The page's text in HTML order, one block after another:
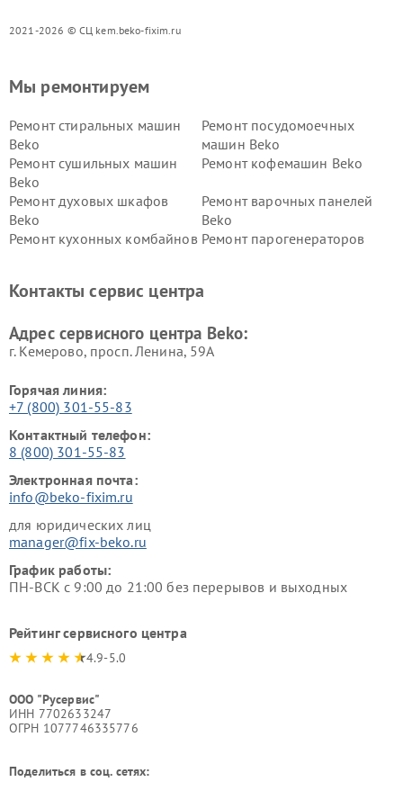
2021-2026 © СЦ kem.beko-fixim.ru
Мы ремонтируем
Ремонт стиральных машин
Beko
Ремонт посудомоечных
машин Beko
Ремонт сушильных машин
Beko
Ремонт кофемашин Beko
Ремонт духовых шкафов
Beko
Ремонт варочных панелей
Beko
Ремонт кухонных комбайнов Ремонт парогенераторов
Ремонт холодильников Beko Ремонт морозильных камер
Контакты сервис центра
Адрес сервисного центра Beko:
г. Кемерово, просп. Ленина, 59А
Горячая линия:
+7 (800) 301-55-83
Контактный телефон:
8 (800) 301-55-83
Электронная почта:
info@beko-fixim.ru
для юридических лиц
manager@fix-beko.ru
График работы:
ПН-ВСК с 9:00 до 21:00 без перерывов и выходных
Рейтинг сервисного центра
4.9-5.0
ООО "Русервис"
ИНН 7702633247
ОГРН 1077746335776
Поделиться в соц. сетях: